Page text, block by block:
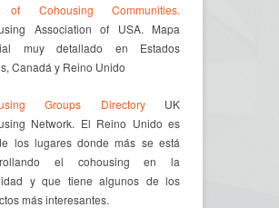
Cohousing Communities.
Association of USA. Mapa
muy detallado en Estados
Canadá y Reino Unido
Groups DirectoryUK
Network. El Reino Unido es
los lugares donde más se está
el cohousing en la
y que tiene algunos de los
más interesantes.